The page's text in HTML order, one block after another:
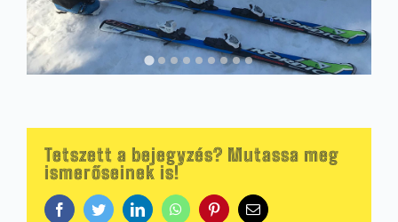
Tetszett a bejegyzés? Mutassa meg
ismerőseinek is!
FacebookTwitterLinkedInWhatsAppPinterestEmail: